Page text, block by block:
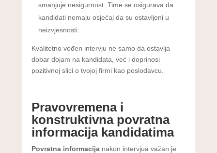
smanjuje nesigurnost. Time se osigurava da
kandidati nemaju osjećaj da su ostavljeni u
neizvjesnosti.
Kvalitetno vođen intervju ne samo da ostavlja
dobar dojam na kandidata, već i doprinosi
pozitivnoj slici o tvojoj firmi kao poslodavcu.
Pravovremena i
konstruktivna povratna
informacija kandidatima
Povratna informacijanakon intervjua važan je